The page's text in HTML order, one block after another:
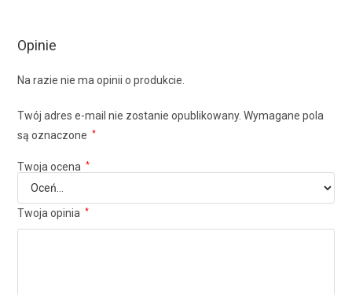
Opinie
Na razie nie ma opinii o produkcie.
Twój adres e-mail nie zostanie opublikowany. Wymagane pola
są oznaczone
*
Twoja ocena *
Twoja opinia *